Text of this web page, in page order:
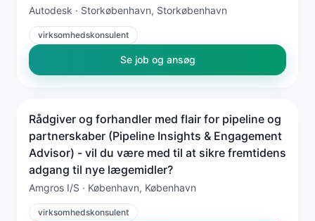
Autodesk · Storkøbenhavn, Storkøbenhavn
virksomhedskonsulent
Se job og ansøg
Rådgiver og forhandler med flair for pipeline og
partnerskaber (Pipeline Insights & Engagement
Advisor) - vil du være med til at sikre fremtidens
adgang til nye lægemidler?
Amgros I/S · København, København
virksomhedskonsulent